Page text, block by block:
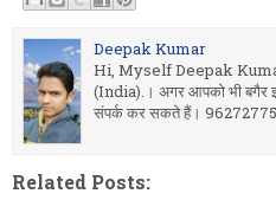
Deepak Kumar
Hi, Myself Deepak
(India).। अगर आपको भी बगैर
संपर्क कर सकते हैं।
Related Posts: